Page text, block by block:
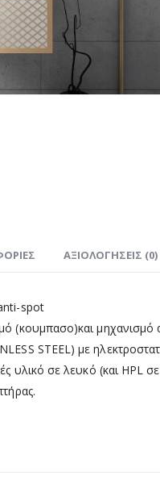
ΑΞΙΟΛΟΓΉΣΕΙΣ (0)
spot
(κουμπασο)και μηχανισμό
STEEL) με
υλικό σε λευκό (και HPL